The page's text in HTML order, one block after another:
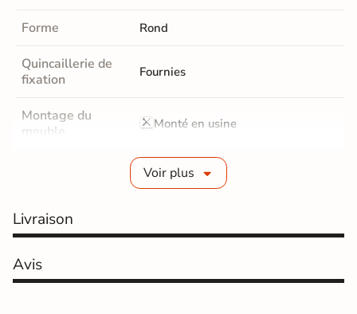
Forme Rond
Quincaillerie de
fixation
Fournies
Montage du
meuble
Monté en usine
2 ans
Catégories Miroir
Voir plus
Livraison
Avis